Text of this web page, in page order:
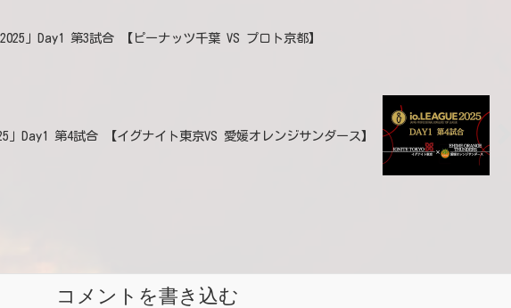
2025」Day1 第3試合 【ピーナッツ千葉 VS プロト京都】
」Day1 第4試合 【イグナイト東京VS 愛媛オレンジサンダース】
コメントを書き込む